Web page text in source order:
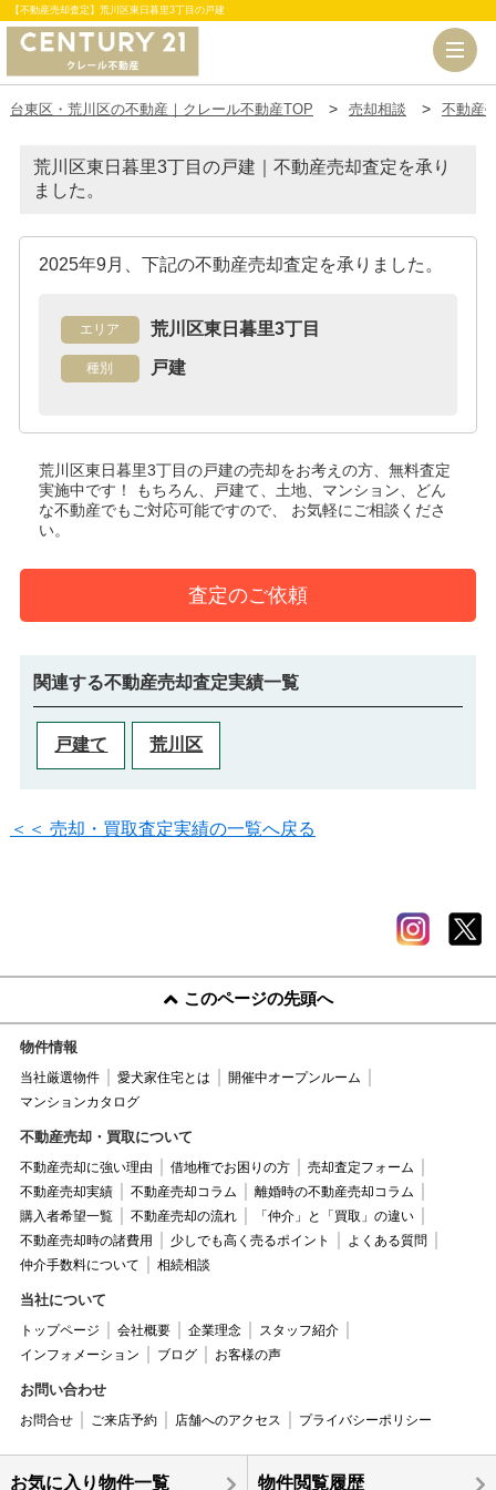
【不動産売却査定】荒川区東日暮里3丁目の戸建
台東区・荒川区の不動産｜クレール不動産TOP 売却相談 不動産
荒川区東日暮里3丁目の戸建｜不動産売却査定を承り
ました。
2025年9月、下記の不動産売却査定を承りました。
エリア 荒川区東日暮里3丁目
種別 戸建
荒川区東日暮里3丁目の戸建の売却をお考えの方、無料査定
実施中です！
もちろん、戸建て、土地、マンション、どん
な不動産でもご対応可能ですので、 お気軽にご相談くださ
い。
査定のご依頼
関連する不動産売却査定実績一覧
戸建て 荒川区
＜＜ 売却・買取査定実績の一覧へ戻る
このページの先頭へ
物件情報
当社厳選物件 愛犬家住宅とは
開催中オープンルーム
マンションカタログ
不動産売却・買取について
不動産売却に強い理由 借地権でお困りの方
売却査定フォーム
不動産売却実績
不動産売却コラム
離婚時の不動産売却コラム
購入者希望一覧
不動産売却の流れ
「仲介」と「買取」の違い
不動産売却時の諸費用
少しでも高く売るポイント
よくある質問
仲介手数料について
相続相談
当社について
トップページ 会社概要 企業理念
スタッフ紹介
インフォメーション
ブログ お客様の声
お問い合わせ
お問合せ ご来店予約 店舗へのアクセス プライバシーポリシー
お気に入り物件一覧 物件閲覧履歴